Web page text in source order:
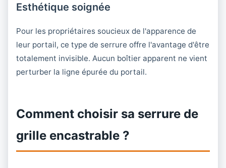
Esthétique soignée
Pour les propriétaires soucieux de l'apparence de
leur portail, ce type de serrure offre l'avantage d'être
totalement invisible. Aucun boîtier apparent ne vient
perturber la ligne épurée du portail.
Comment choisir sa serrure de
grille encastrable ?